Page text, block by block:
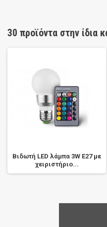
30 προϊόντα στην ίδια
Βιδωτή LED λάμπα 3W E27 με
χειριστήριο...